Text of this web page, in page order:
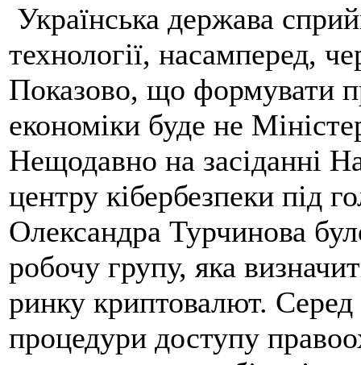
Українська держава
технології, насамперед,
Показово, що формувати
економіки буде не
Нещодавно на засіданні
центру кібербезпеки під
Олександра Турчинова
робочу групу, яка
ринку криптовалют. Серед
процедури доступу